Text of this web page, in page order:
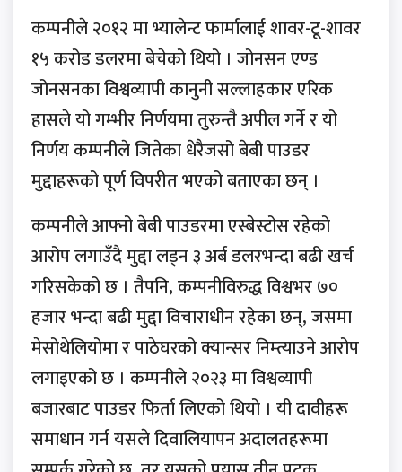
कम्पनीले २०१२ मा भ्यालेन्ट फार्मालाई शावर-टू-शावर
१५ करोड डलरमा बेचेको थियो । जोनसन एण्ड
जोनसनका विश्वव्यापी कानुनी सल्लाहकार एरिक
हासले यो गम्भीर निर्णयमा तुरुन्तै अपील गर्ने र यो
निर्णय कम्पनीले जितेका धेरैजसो बेबी पाउडर
मुद्दाहरूको पूर्ण विपरीत भएको बताएका छन् ।
कम्पनीले आफ्नो बेबी पाउडरमा एस्बेस्टोस रहेको
आरोप लगाउँदै मुद्दा लड्न ३ अर्ब डलरभन्दा बढी खर्च
गरिसकेको छ । तैपनि, कम्पनीविरुद्ध विश्वभर ७०
हजार भन्दा बढी मुद्दा विचाराधीन रहेका छन्, जसमा
मेसोथेलियोमा र पाठेघरको क्यान्सर निम्त्याउने आरोप
लगाइएको छ । कम्पनीले २०२३ मा विश्वव्यापी
बजारबाट पाउडर फिर्ता लिएको थियो । यी दावीहरू
समाधान गर्न यसले दिवालियापन अदालतहरूमा